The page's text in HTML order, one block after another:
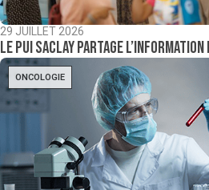
29 JUILLET 2026
Le PUI Saclay partage
ONCOLOGIE